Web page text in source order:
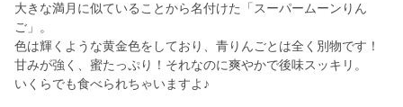
大きな満月に似ていることから名付けた「スーパームーンりん
ご」。
色は輝くような黄金色をしており、青りんごとは全く別物です！
甘みが強く、蜜たっぷり！それなのに爽やかで後味スッキリ。
いくらでも食べられちゃいますよ♪